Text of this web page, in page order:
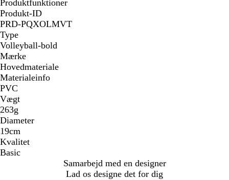
e
r
Produktfunktioner
Produkt-ID
PRD-PQXOLMVT
Type
Volleyball-bold
Mærke
Hovedmateriale
Materialeinfo
PVC
Vægt
263g
Diameter
19cm
Kvalitet
Basic
Samarbejd med en designer
Lad os designe det for dig